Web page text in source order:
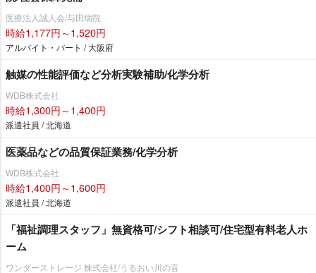
医療法人誠人会/与田病院
時給1,177円～1,520円
アルバイト・パート / 大阪府
触媒の性能評価など分析実験補助/化学分析
WDB株式会社
時給1,300円～1,400円
派遣社員 / 北海道
医薬品などの品質保証業務/化学分析
WDB株式会社
時給1,400円～1,600円
派遣社員 / 北海道
「福祉調理スタッフ」無資格可/シフト相談可/住宅型有料老人ホ
ーム
ワンダーストレージ 株式会社/うるおい川の音